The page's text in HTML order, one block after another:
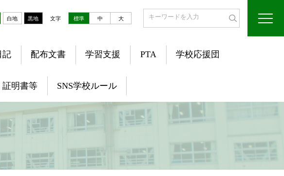
白地 黒地 文字 標準 中 大
記 配布文書 学習支援 PTA 学校応援団
証明書等 SNS学校ルール